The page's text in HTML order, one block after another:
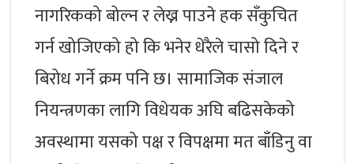
नागरिकको बोल्न र लेख्न पाउने हक सँकुचित
गर्न खोजिएको हो कि भनेर धेरैले चासो दिने र
बिरोध गर्ने क्रम पनि छ। सामाजिक संजाल
नियन्त्रणका लागि विधेयक अघि बढिसकेको
अवस्थामा यसको पक्ष र विपक्षमा मत बाँडिनु वा